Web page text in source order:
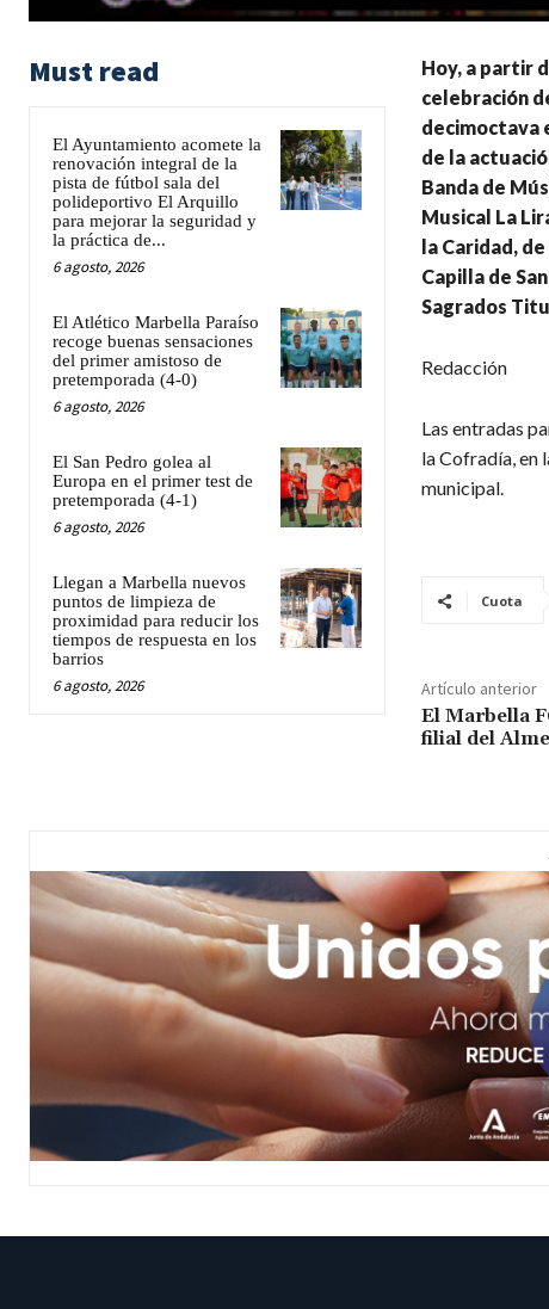
Must read
El Ayuntamiento acomete la
renovación integral de la
pista de fútbol sala del
polideportivo El Arquillo
para mejorar la seguridad y
la práctica de...
6 agosto, 2026
El Atlético Marbella Paraíso
recoge buenas sensaciones
del primer amistoso de
pretemporada (4-0)
6 agosto, 2026
El San Pedro golea al
Europa en el primer test de
pretemporada (4-1)
6 agosto, 2026
Llegan a Marbella nuevos
puntos de limpieza de
proximidad para reducir los
tiempos de respuesta en los
barrios
6 agosto, 2026
Hoy, a partir
celebración
decimoctava
de la
Banda de
Musical La
la Caridad,
Capilla de
Sagrados
Redacción
Las entradas
la Cofradía, en
municipal.
Cuota
Artículo anterior
El Marbella
filial del